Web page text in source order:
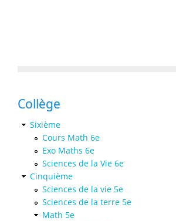
Collège
Sixième
Cours Math 6e
Exo Maths 6e
Sciences de la Vie 6e
Cinquième
Sciences de la vie 5e
Sciences de la terre 5e
Math 5e